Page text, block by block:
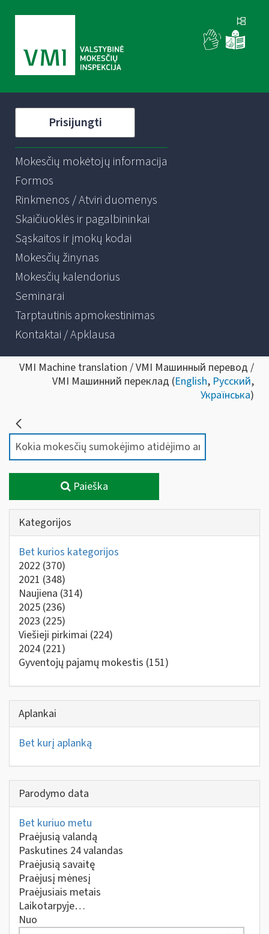
Prisijungti
Mokesčių mokėtojų informacija
Formos
Rinkmenos / Atviri duomenys
Skaičiuoklės ir pagalbininkai
Sąskaitos ir įmokų kodai
Mokesčių žinynas
Mokesčių kalendorius
Seminarai
Tarptautinis apmokestinimas
Kontaktai / Apklausa
VMI Machine translation / VMI Машинный перевод /
VMI Машинний переклад (English, Русский,
Українська)
Paieška
Kategorijos
Bet kurios kategorijos
2022 (370)
2021 (348)
Naujiena (314)
2025 (236)
2023 (225)
Viešieji pirkimai (224)
2024 (221)
Gyventojų pajamų mokestis (151)
Aplankai
Bet kurį aplanką
Parodymo data
Bet kuriuo metu
Praėjusią valandą
Paskutines 24 valandas
Praėjusią savaitę
Praėjusį mėnesį
Praėjusiais metais
Laikotarpyje…
Nuo